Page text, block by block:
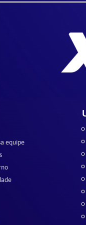
equipe